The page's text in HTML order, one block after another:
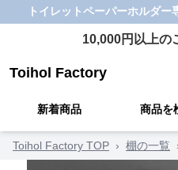
トイレットペーパーホルダー
10,000円以上の
Toihol Factory
新着商品 商品を
Toihol Factory TOP › 棚の一覧